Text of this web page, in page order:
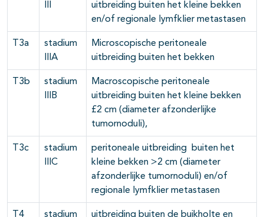
uitbreiding buiten het kleine bekken
en/of regionale lymfklier metastasen
T3a
stadium
IIIA
Microscopische peritoneale
uitbreiding buiten het bekken
T3b
stadium
IIIB
Macroscopische peritoneale
uitbreiding buiten het kleine bekken
£2 cm (diameter afzonderlijke
tumornoduli),
T3c
stadium
IIIC
peritoneale uitbreiding buiten het
kleine bekken >2 cm (diameter
afzonderlijke tumornoduli) en/of
regionale lymfklier metastasen
T4
stadium
uitbreiding buiten de buikholte en